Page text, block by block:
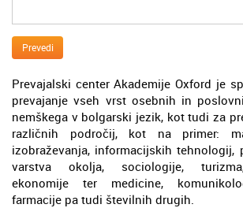
Prevedi
Prevajalski center Akademije Oxford je
prevajanje vseh vrst osebnih in
nemškega v bolgarski jezik, kot tudi za
različnih področij, kot na primer:
izobraževanja, informacijskih tehnologij,
varstva okolja, sociologije,
ekonomije ter medicine,
farmacije pa tudi številnih drugih.